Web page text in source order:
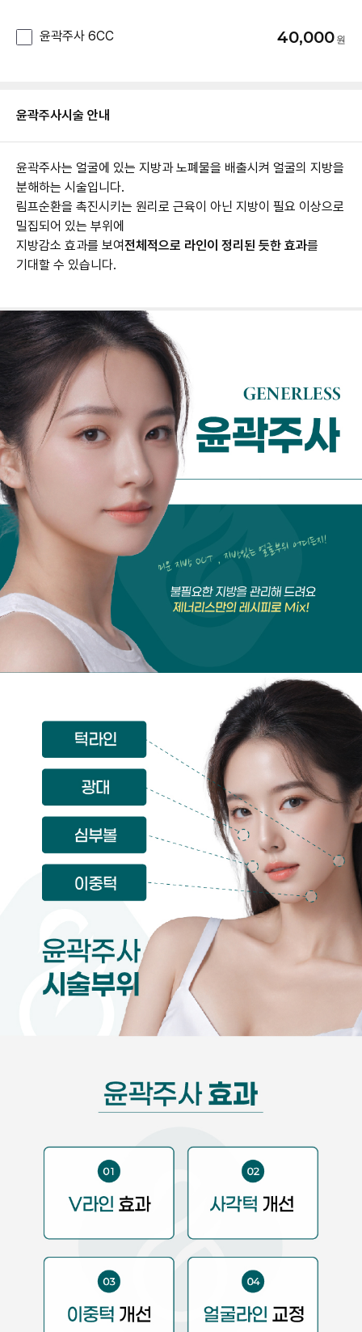
윤곽주사시술 안내
윤곽주사는 얼굴에 있는 지방과 노폐물을 배출시켜 얼굴의 지방을
분해하는 시술입니다.
림프순환을 촉진시키는 원리로 근육이 아닌 지방이 필요 이상으로
밀집되어 있는 부위에
지방감소 효과를 보여전체적으로 라인이 정리된 듯한 효과를
기대할 수 있습니다.
윤곽주사 6CC 40,000